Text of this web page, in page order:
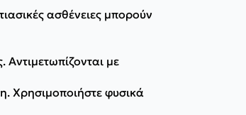
ασθένειες μπορούν
με
Χρησιμοποιήστε φυσικά